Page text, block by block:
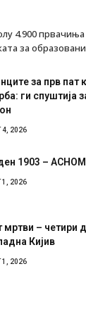
4.900 првачиња
за
за прв пат
ги спуштија
4, 2026
1903 –
1, 2026
мртви – четири
Кијив
1, 2026